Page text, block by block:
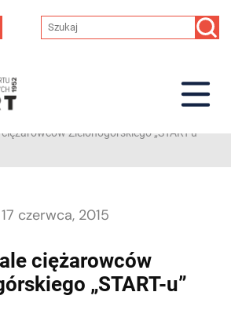
Zielonogórskiego „START-u”
17 czerwca, 2015
ciężarowców
„START-u”